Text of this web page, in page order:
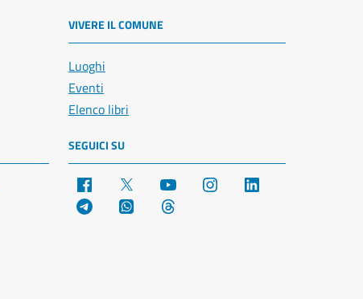
VIVERE IL COMUNE
Luoghi
Eventi
Elenco libri
SEGUICI SU
Facebook YouTube Instagram
Telegram WhatsApp